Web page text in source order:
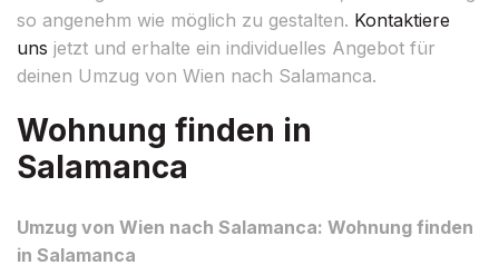
so angenehm wie möglich zu gestalten. Kontaktiere
uns jetzt und erhalte ein individuelles Angebot für
deinen Umzug von Wien nach Salamanca.
Wohnung finden in
Salamanca
Umzug von Wien nach Salamanca: Wohnung finden
in Salamanca